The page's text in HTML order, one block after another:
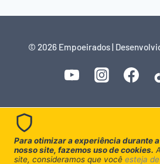
© 2026 Empoeirados |
Para otimizar a experiência durante
nosso site, fazemos uso de cookies.
site, consideramos que você esteja